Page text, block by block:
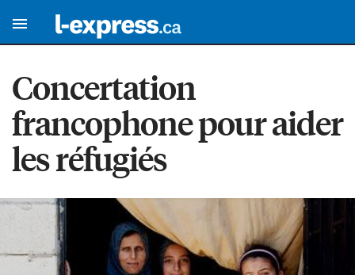
Concertation
francophone pour aider
les réfugiés